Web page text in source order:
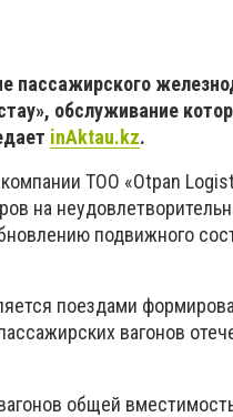
пассажирского
обслуживание
inAktau.kz.
ТОО «Otpan
на
подвижного
поездами
вагонов
общей